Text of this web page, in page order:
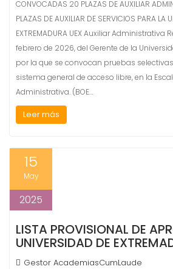
CONVOCADAS 20 PLAZAS DE AUXILIAR
PLAZAS DE AUXILIAR DE SERVICIOS PARA LA
EXTREMADURA UEX Auxiliar Administrativa
febrero de 2026, del Gerente de la
por la que se convocan pruebas
sistema general de acceso libre, en la
Administrativa. (BOE…
Leer más
15
May
2025
LISTA PROVISIONAL DE
UNIVERSIDAD DE
Gestor AcademiasCumLaude